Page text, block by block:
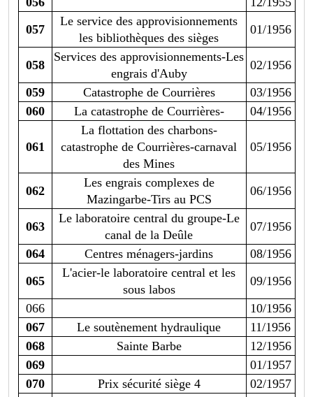
057
Le service des approvisionnements
les bibliothèques des sièges
01/1956
058
Services des approvisionnements-Les
engrais d'Auby
02/1956
059
Catastrophe de Courrières
03/1956
060
La catastrophe de Courrières- 04/1956
061
La flottation des charbons-
catastrophe de Courrières-carnaval
des Mines
05/1956
062
Les engrais complexes de
Mazingarbe-Tirs au PCS
06/1956
063
Le laboratoire central du groupe-Le
canal de la Deûle
07/1956
064
Centres ménagers-jardins
08/1956
065
L'acier-le laboratoire central et les
sous labos
09/1956
066
10/1956
067
Le soutènement hydraulique
11/1956
068
Sainte Barbe
12/1956
069
01/1957
070
Prix sécurité siège 4
02/1957